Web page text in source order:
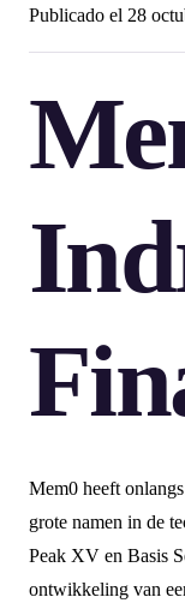
Publicado el 28
Mem0 heeft
grote namen in de
Peak XV en Basis
ontwikkeling van